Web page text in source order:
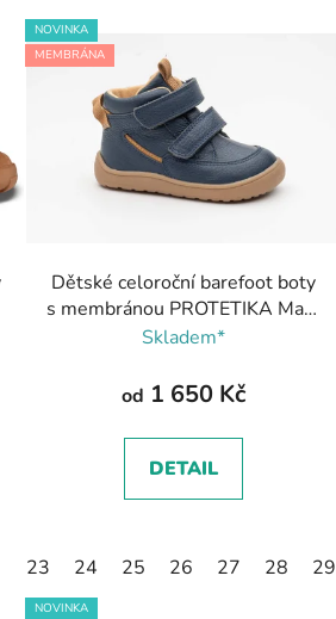
NOVINKA
MEMBRÁNA
Dětské celoroční barefoot boty
s membránou PROTETIKA Mark
navy/modrá
Skladem*
od 1 650 Kč
DETAIL
23 24 25 26 27 28 29
NOVINKA